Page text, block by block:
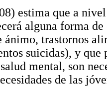
estima que a
alguna forma
ánimo, trastornos
suicidas), y que
mental, son
de las